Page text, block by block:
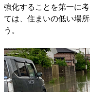
強化することを第一に
ては、住まいの低い場
う。